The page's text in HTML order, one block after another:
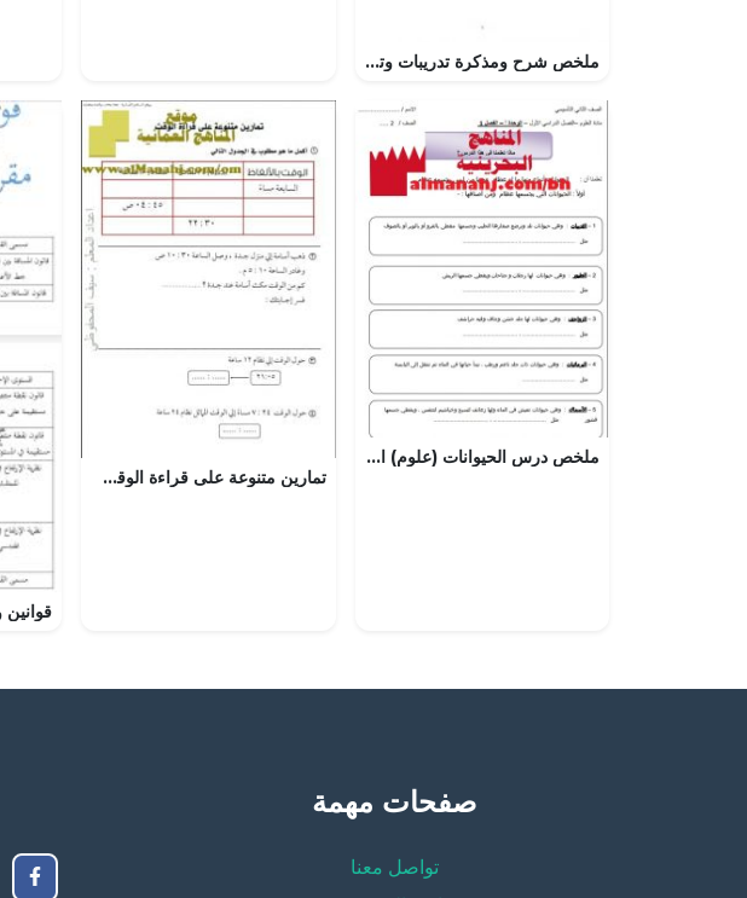
ملخص شرح ومذكرة تدريبات وتمارين في الوحدة الأولى استخدام التمثيلات البيانية (رياضيات) العاشر
ملخص درس الحيوانات (علوم) الثاني
تمارين متنوعة على قراءة الوقت (رياضيات) الخامس
صفحات مهمة
تواصل معنا